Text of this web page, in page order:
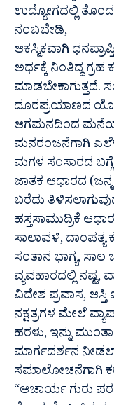
ಉದ್ಯೋಗದಲ್ಲಿ
ನಂಬಬೇಡಿ,
ಆಕಸ್ಮಿಕವಾಗಿ
ಅರ್ಧಕ್ಕೆ ನಿಂತಿದ್ದ ಗ್ರಹ
ದೂರಪ್ರಯಾಣದ
ಆಗಮನದಿಂದ
ಮನರಂಜನೆಗಾಗಿ
ಮಗಳ ಸಂಸಾರದ
ಜಾತಕ ಆಧಾರದ
ಬರೆದು
ಹಸ್ತಸಾಮುದ್ರಿಕೆ
ಸಾಲಾವಳಿ,
ಸಂತಾನ ಭಾಗ್ಯ,
ವ್ಯವಹಾರದಲ್ಲಿ ನಷ್ಟ,
ವಿದೇಶ ಪ್ರವಾಸ,
ನಕ್ಷತ್ರಗಳ ಮೇಲೆ
ಹರಳು, ಇನ್ನು
ಮಾರ್ಗದರ್ಶನ
ಸಮಾಲೋಚನೆಗಾಗಿ
“ಆಚಾರ್ಯ ಗುರು